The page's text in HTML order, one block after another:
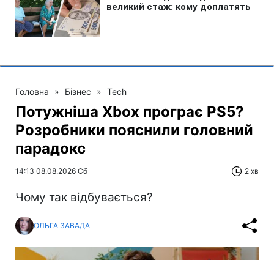
Головна » Бізнес » Tech
Потужніша Xbox програє PS5?
Розробники пояснили головний
парадокс
14:13 08.08.2026 Сб 2 хв
Чому так відбувається?
ОЛЬГА ЗАВАДА